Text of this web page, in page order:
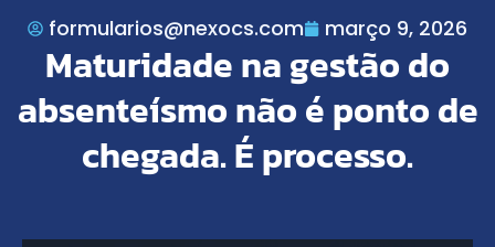
formularios@nexocs.com março 9, 2026
Maturidade na gestão do
absenteísmo não é ponto de
chegada. É processo.